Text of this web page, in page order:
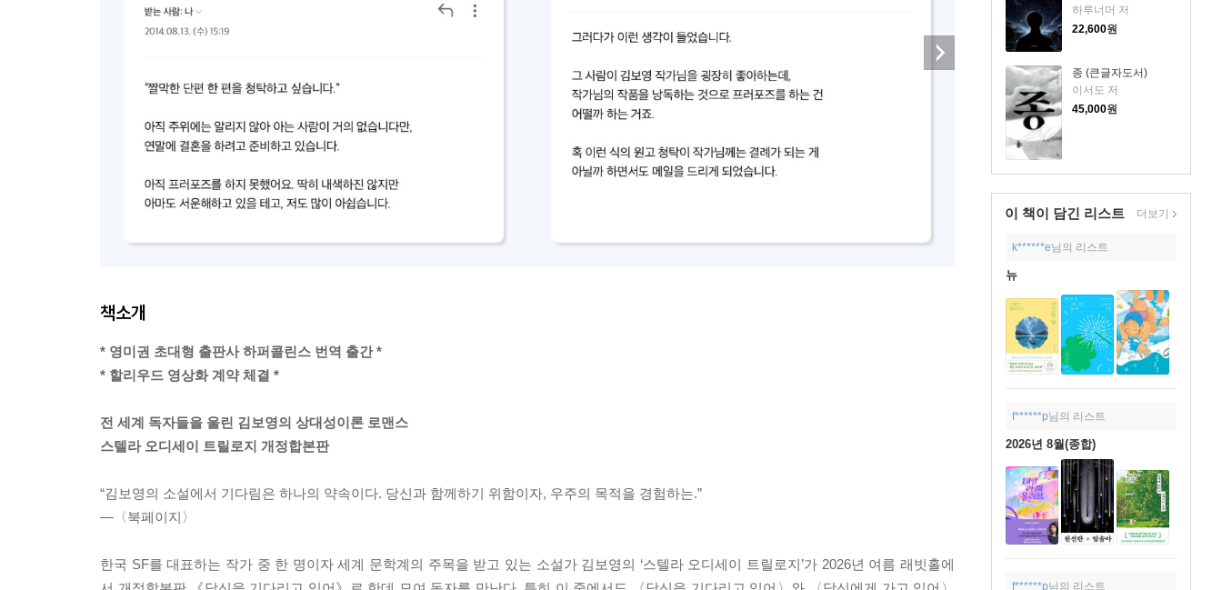
하루너머 저
22,600원
종 (큰글자도서)
이서도 저
45,000원
이 책이 담긴 리스트 더보기
k******e님의 리스트
뉴
f******p님의 리스트
2026년 8월(종합)
f******p님의 리스트
책소개
* 영미권 초대형 출판사 하퍼콜린스 번역 출간 *
* 할리우드 영상화 계약 체결 *
전 세계 독자들을 울린 김보영의 상대성이론 로맨스
스텔라 오디세이 트릴로지 개정합본판
“김보영의 소설에서 기다림은 하나의 약속이다. 당신과 함께하기 위함이자, 우주의 목적을 경험하는.”
―〈북페이지〉
한국 SF를 대표하는 작가 중 한 명이자 세계 문학계의 주목을 받고 있는 소설가 김보영의 ‘스텔라 오디세이 트릴로지’가 2026년 여름 래빗홀에